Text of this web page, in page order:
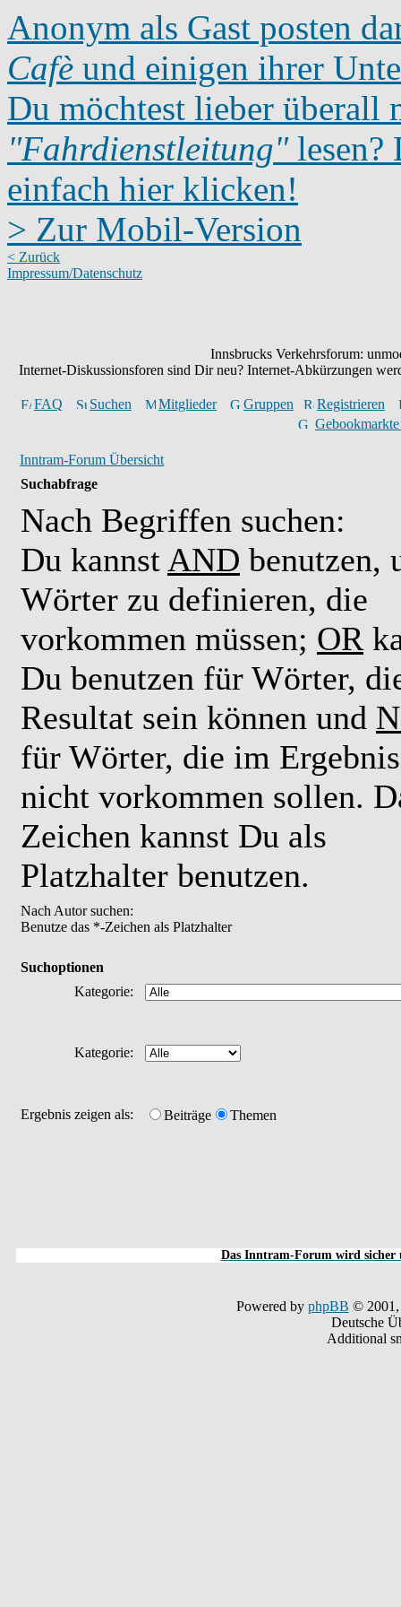
Anonym als Gast posten
Cafè und einigen ihrer
Du möchtest lieber überall
"Fahrdienstleitung"lesen?
einfach hier klicken!
> Zur Mobil-Version
< Zurück
Impressum/Datenschutz
Innsbrucks Verkehrsforum:
Internet-Diskussionsforen sind Dir neu? Internet-Abkürzungen
FAQ Suchen Mitglieder Gruppen
Registrieren
Inntram-Forum Übersicht
Suchabfrage
Nach Begriffen suchen:
Du kannst AND benutzen,
Wörter zu definieren, die
vorkommen müssen; OR
Du benutzen für Wörter,
Resultat sein können und
für Wörter, die im Ergebnis
nicht vorkommen sollen.
Zeichen kannst Du als
Platzhalter benutzen.
Nach Autor suchen:
Benutze das *-Zeichen als Platzhalter
Suchoptionen
Kategorie:
Kategorie:
Ergebnis zeigen als: Beiträge Themen
Das Inntram-Forum wird sicher
Powered by phpBB © 2001,
Deutsche
Additional